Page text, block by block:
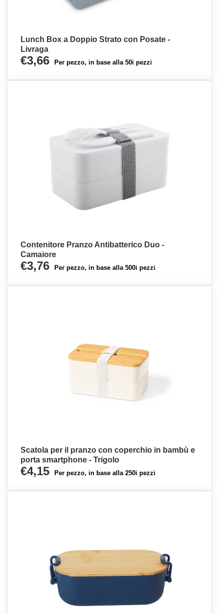
Lunch Box a Doppio Strato con Posate -
Livraga
€3,66 Per pezzo, in base alla 50i pezzi
Contenitore Pranzo Antibatterico Duo -
Camaiore
€3,76 Per pezzo, in base alla 500i pezzi
Scatola per il pranzo con coperchio in bambù e
porta smartphone - Trigolo
€4,15 Per pezzo, in base alla 250i pezzi